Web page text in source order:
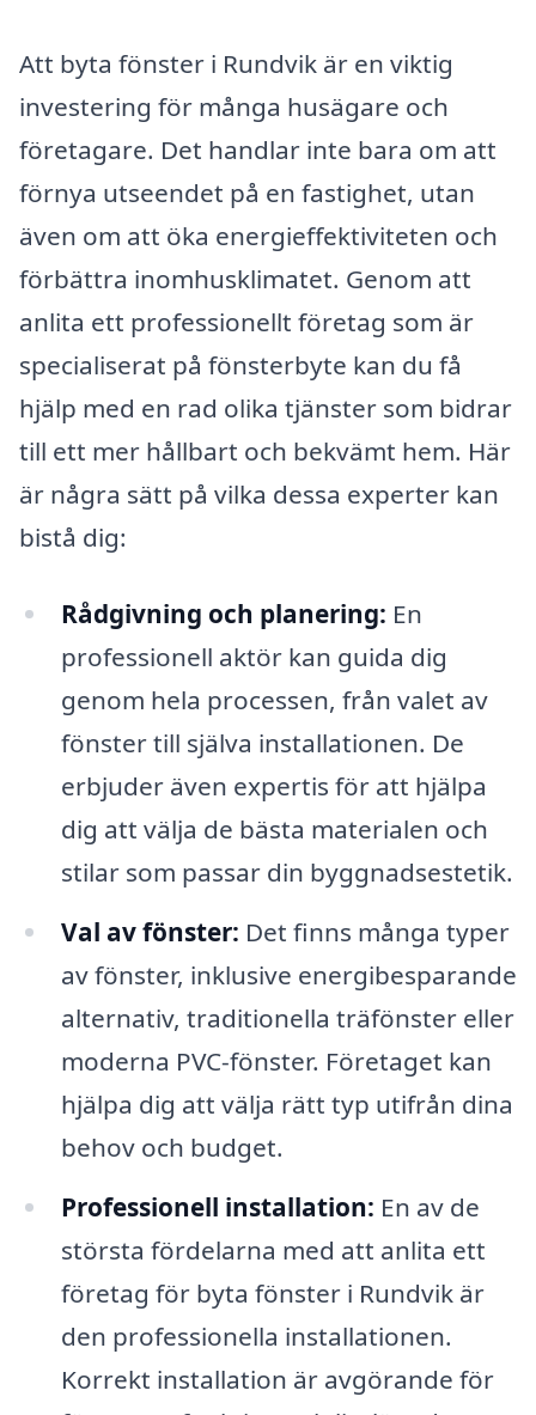
Att byta fönster i Rundvik är en viktig
investering för många husägare och
företagare. Det handlar inte bara om att
förnya utseendet på en fastighet, utan
även om att öka energieffektiviteten och
förbättra inomhusklimatet. Genom att
anlita ett professionellt företag som är
specialiserat på fönsterbyte kan du få
hjälp med en rad olika tjänster som bidrar
till ett mer hållbart och bekvämt hem. Här
är några sätt på vilka dessa experter kan
bistå dig:
Rådgivning och planering: En
professionell aktör kan guida dig
genom hela processen, från valet av
fönster till själva installationen. De
erbjuder även expertis för att hjälpa
dig att välja de bästa materialen och
stilar som passar din byggnadsestetik.
Val av fönster: Det finns många typer
av fönster, inklusive energibesparande
alternativ, traditionella träfönster eller
moderna PVC-fönster. Företaget kan
hjälpa dig att välja rätt typ utifrån dina
behov och budget.
Professionell installation: En av de
största fördelarna med att anlita ett
företag för byta fönster i Rundvik är
den professionella installationen.
Korrekt installation är avgörande för